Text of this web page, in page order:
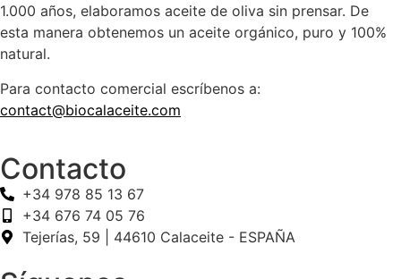
1.000 años, elaboramos aceite de oliva sin prensar. De
esta manera obtenemos un aceite orgánico, puro y 100%
natural.
Para contacto comercial escríbenos a:
contact@biocalaceite.com
Contacto
+34 978 85 13 67
+34 676 74 05 76
Tejerías, 59 | 44610 Calaceite - ESPAÑA